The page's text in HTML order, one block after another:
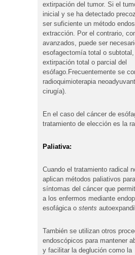
extirpación del tumor. Si el
inicial y se ha detectado
ser suficiente un método
extracción. Por el contrario,
avanzados, puede ser
esofagectomía total o
extirpación total o parcial del
esófago.Frecuentemente se
radioquimioterapia
cirugía).
En el caso del cáncer de
tratamiento de elección es la
Paliativa:
Cuando el tratamiento radical
aplican métodos paliativos
síntomas del cáncer que
a los enfermos mediante
esofágica o stents
También se utilizan otros
endoscópicos para mantener
y facilitar la deglución como la